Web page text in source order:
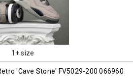
1+ size
'Cave Stone' FV5029-200 066960